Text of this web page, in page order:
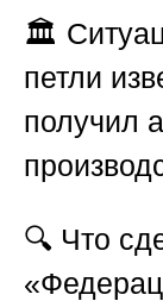
🏛️
петли
получил
🔍 Что